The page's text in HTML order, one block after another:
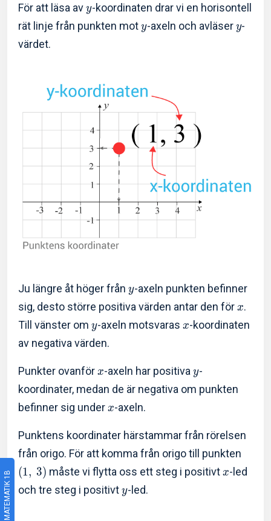
MATEMATIK 1B
För att läsa av y-koordinaten drar vi en horisontell
rät linje från punkten mot y-axeln och avläser y-
värdet.
Ju längre åt höger från y-axeln punkten befinner
sig, desto större positiva värden antar den för x.
Till vänster om y-axeln motsvaras x-koordinaten
av negativa värden.
Punkter ovanför x-axeln har positiva y-
koordinater, medan de är negativa om punkten
befinner sig under x-axeln.
Punktens koordinater härstammar från rörelsen
från origo. För att komma från origo till punkten
(1, 3) måste vi flytta oss ett steg i positivtx-led
och tre steg i positivt y-led.